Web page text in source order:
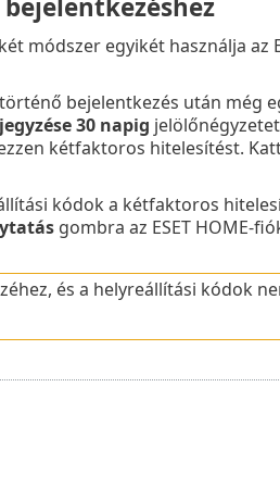
módszer egyikét használja az
történő bejelentkezés után még
30 napig
kétfaktoros hitelesítést.
kódok a kétfaktoros
gombra az ESET HOME-
és a helyreállítási kódok